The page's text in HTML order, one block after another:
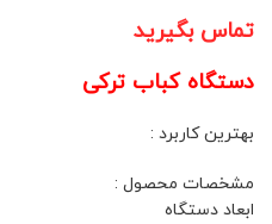
تماس بگیرید
دستگاه كباب تركی
بهترین کاربرد :
مشخصات محصول :
ابعاد دستگاه